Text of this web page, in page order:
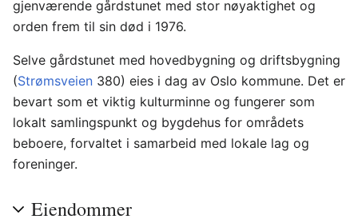
gjenværende gårdstunet med stor nøyaktighet og
orden frem til sin død i 1976.
Selve gårdstunet med hovedbygning og driftsbygning
(Strømsveien 380) eies i dag av Oslo kommune. Det er
bevart som et viktig kulturminne og fungerer som
lokalt samlingspunkt og bygdehus for områdets
beboere, forvaltet i samarbeid med lokale lag og
foreninger.
Eiendommer